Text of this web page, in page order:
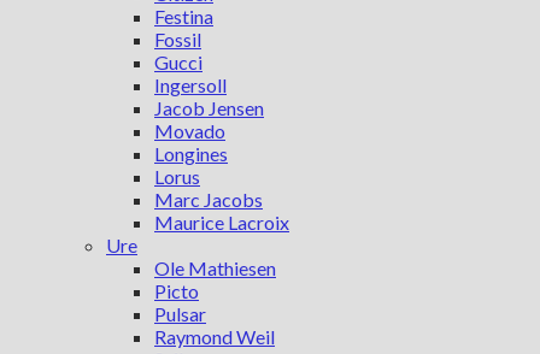
Festina
Fossil
Gucci
Ingersoll
Jacob Jensen
Movado
Longines
Lorus
Marc Jacobs
Maurice Lacroix
Ure
Ole Mathiesen
Picto
Pulsar
Raymond Weil